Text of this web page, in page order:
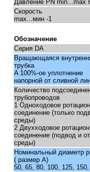
Давление PN min...max
Скорость
max...мин -1
Обозначение
Серия DA
Вращающаяся
трубка
A 100%-ое уплотнение
напорной от сливной
Количество
трубопроводов
1 Одноходовое
соединение (только
среды)
2 Двухходовое
соединение (подвод и
среды)
Номинальный диаметр
( размер A)
50, 65, 80, 100, 125,